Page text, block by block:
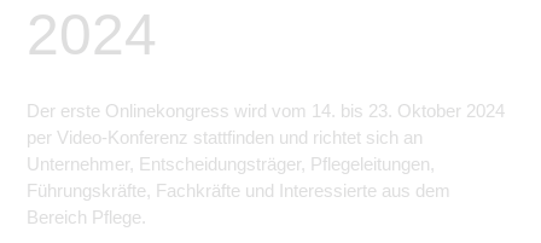
2024
Der erste Onlinekongress wird vom 14. bis 23. Oktober 2024
per Video-Konferenz stattfinden und richtet sich an
Unternehmer, Entscheidungsträger, Pflegeleitungen,
Führungskräfte, Fachkräfte und Interessierte aus dem
Bereich Pflege.